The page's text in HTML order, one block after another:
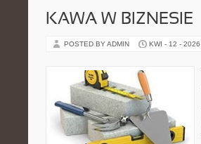
KAWA W BIZNESIE
POSTED BY ADMIN KWI - 12 - 2026